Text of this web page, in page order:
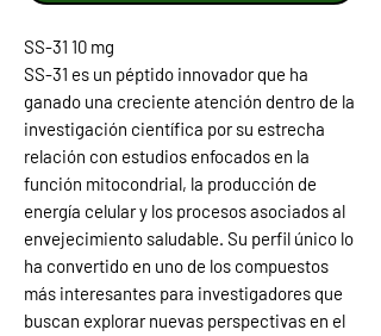
SS-31 10 mg
SS-31 es un péptido innovador que ha
ganado una creciente atención dentro de la
investigación científica por su estrecha
relación con estudios enfocados en la
función mitocondrial, la producción de
energía celular y los procesos asociados al
envejecimiento saludable. Su perfil único lo
ha convertido en uno de los compuestos
más interesantes para investigadores que
buscan explorar nuevas perspectivas en el